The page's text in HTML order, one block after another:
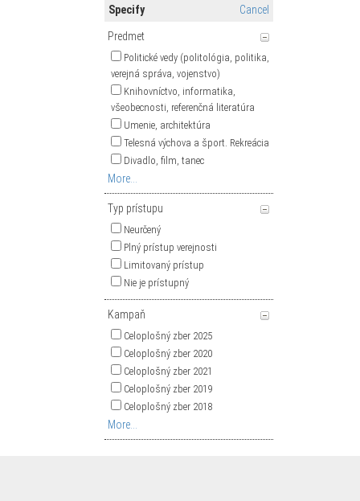
Specify Cancel
Predmet
Politické vedy (politológia, politika,
verejná správa, vojenstvo)
Knihovníctvo, informatika,
všeobecnosti, referenčná literatúra
Umenie, architektúra
Telesná výchova a šport. Rekreácia
Divadlo, film, tanec
More...
Typ prístupu
Neurčený
Plný prístup verejnosti
Limitovaný prístup
Nie je prístupný
Kampaň
Celoplošný zber 2025
Celoplošný zber 2020
Celoplošný zber 2021
Celoplošný zber 2019
Celoplošný zber 2018
More...